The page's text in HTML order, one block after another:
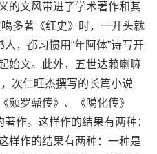
的文风带进了学术著作和其
多著《红史》时，一开头就
，都习惯用“年阿体”诗写开
始文。此外，五世达赖喇嘛
次仁旺杰撰写的长篇小说
颇罗鼐传》、《噶化传》
作。这样作的结果有两种：
样作的结果有两种：一种是